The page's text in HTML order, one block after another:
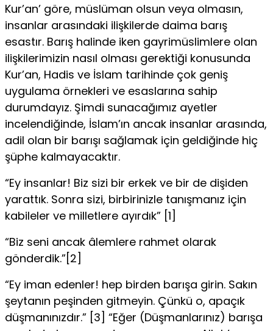
Kur’an’ göre, müslüman olsun veya olmasın,
insanlar arasındaki ilişkilerde daima barış
esastır. Barış halinde iken gayrimüslimlere olan
ilişkilerimizin nasıl olması gerektiği konusunda
Kur’an, Hadis ve İslam tarihinde çok geniş
uygulama örnekleri ve esaslarına sahip
durumdayız. Şimdi sunacağımız ayetler
incelendiğinde, İslam’ın ancak insanlar arasında,
adil olan bir barışı sağlamak için geldiğinde hiç
şüphe kalmayacaktır.
“Ey insanlar! Biz sizi bir erkek ve bir de dişiden
yarattık. Sonra sizi, birbirinizle tanışmanız için
kabileler ve milletlere ayırdık” [1]
“Biz seni ancak âlemlere rahmet olarak
gönderdik.”[2]
“Ey iman edenler! hep birden barışa girin. Sakın
şeytanın peşinden gitmeyin. Çünkü o, apaçık
düşmanınızdır.” [3] “Eğer (Düşmanlarınız) barışa